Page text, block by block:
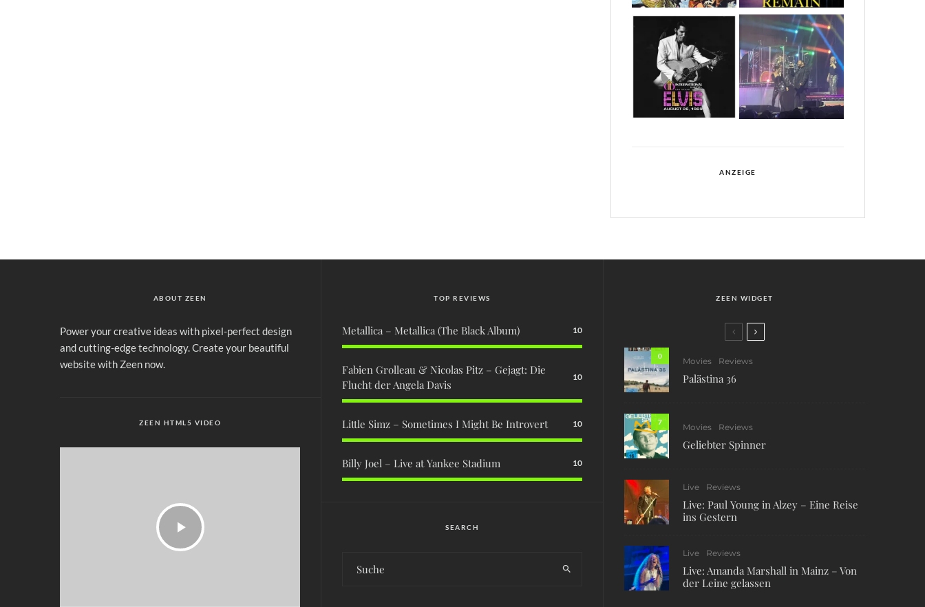
ANZEIGE
ABOUT ZEEN
Power your creative ideas with pixel-perfect design
and cutting-edge technology. Create your beautiful
website with Zeen now.
ZEEN HTML5 VIDEO
TOP REVIEWS
Metallica – Metallica (The Black Album) 10
Fabien Grolleau & Nicolas Pitz – Gejagt: Die
Flucht der Angela Davis
10
Little Simz – Sometimes I Might Be Introvert 10
Billy Joel – Live at Yankee Stadium 10
SEARCH
ZEEN WIDGET
0
Movies Reviews
Palästina 36
7
Movies Reviews
Geliebter Spinner
Live Reviews
Live: Paul Young in Alzey – Eine Reise
ins Gestern
Live Reviews
Live: Amanda Marshall in Mainz – Von
der Leine gelassen